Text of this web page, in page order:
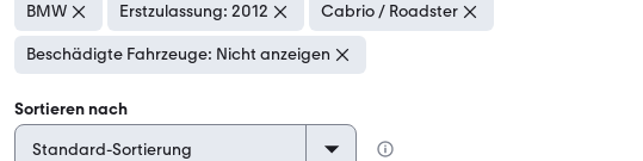
BMW Erstzulassung: 2012 Cabrio / Roadster
Beschädigte Fahrzeuge: Nicht anzeigen
Sortieren nach